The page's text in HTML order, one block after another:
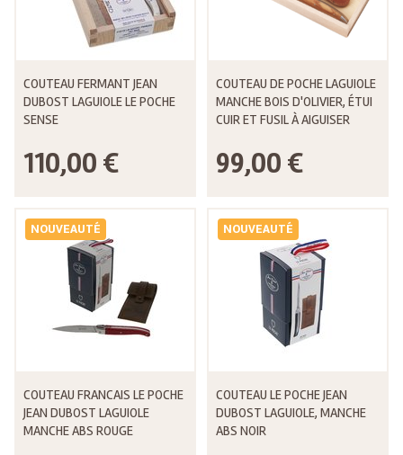
COUTEAU FERMANT JEAN
DUBOST LAGUIOLE LE POCHE
SENSE
110,00 €
COUTEAU DE POCHE LAGUIOLE
MANCHE BOIS D'OLIVIER, ÉTUI
CUIR ET FUSIL À AIGUISER
99,00 €
NOUVEAUTÉ
COUTEAU FRANCAIS LE POCHE
JEAN DUBOST LAGUIOLE
MANCHE ABS ROUGE
NOUVEAUTÉ
COUTEAU LE POCHE JEAN
DUBOST LAGUIOLE, MANCHE
ABS NOIR